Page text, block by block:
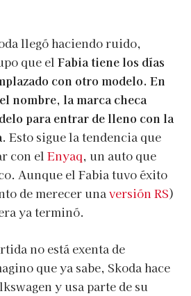
llegó haciendo ruido,
que el Fabia tiene los días
con otro modelo. En
nombre, la marca checa
para entrar de lleno con la
. Esto sigue la tendencia que
con el Enyaq, un auto que
Aunque el Fabia tuvo éxito
de merecer unaversión RS)
ya terminó.
no está exenta de
que ya sabe, Skoda hace
y usa parte de su